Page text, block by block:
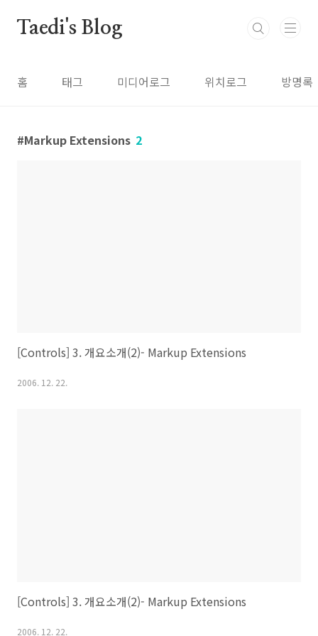
Taedi's Blog
홈 태그 미디어로그 위치로그 방명록
Markup Extensions 2
[Controls] 3. 개요소개(2)- Markup Extensions
2006. 12. 22.
[Controls] 3. 개요소개(2)- Markup Extensions
2006. 12. 22.